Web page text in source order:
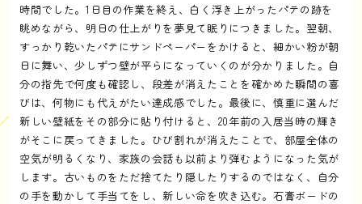
時間でした。1日目の作業を終え、白く浮き上がったパテの跡を
眺めながら、明日の仕上がりを夢見て眠りにつきました。翌朝、
すっかり乾いたパテにサンドペーパーをかけると、細かい粉が朝
日に舞い、少しずつ壁が平らになっていくのが分かりました。自
分の指先で何度も確認し、段差が消えたことを確かめた瞬間の喜
びは、何物にも代えがたい達成感でした。最後に、慎重に選んだ
新しい壁紙をその部分に貼り付けると、20年前の入居当時の輝き
がそこに戻ってきました。ひび割れが消えたことで、部屋全体の
空気が明るくなり、家族の会話も以前より弾むようになった気が
します。古いものをただ捨てたり隠したりするのではなく、自分
の手を動かして手当てをし、新しい命を吹き込む。石膏ボードの